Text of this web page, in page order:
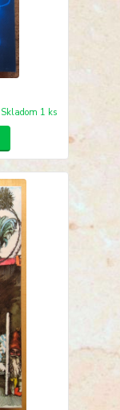
Skladom 1 ks